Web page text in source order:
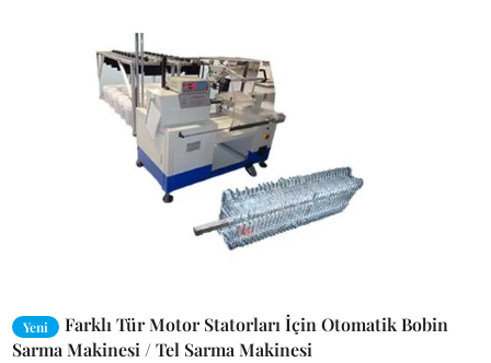
Yeni
Farklı Tür Motor Statorları İçin Otomatik Bobin
Sarma Makinesi / Tel Sarma Makinesi